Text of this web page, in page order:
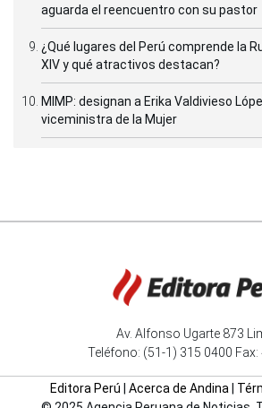
aguarda el reencuentro con su pastor
¿Qué lugares del Perú comprende la
XIV y qué atractivos destacan?
MIMP: designan a Erika Valdivieso
viceministra de la Mujer
Av. Alfonso Ugarte 873
Teléfono: (51-1) 315 0400 Fax:
Editora Perú Acerca de Andina